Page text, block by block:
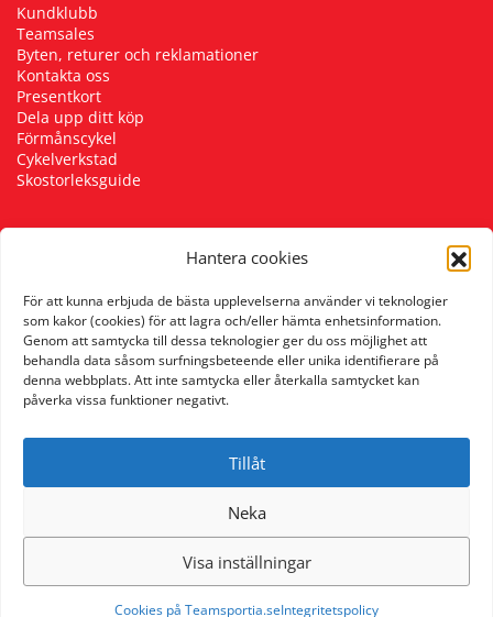
Hantera cookies
För att kunna erbjuda de bästa upplevelserna använder vi teknologier
som kakor (cookies) för att lagra och/eller hämta enhetsinformation.
Genom att samtycka till dessa teknologier ger du oss möjlighet att
behandla data såsom surfningsbeteende eller unika identifierare på
denna webbplats. Att inte samtycka eller återkalla samtycket kan
påverka vissa funktioner negativt.
Tillåt
Neka
Visa inställningar
Cookies på Teamsportia.seIntegritetspolicy
Kundklubb
Teamsales
Byten, returer och reklamationer
Kontakta oss
Presentkort
Dela upp ditt köp
Förmånscykel
Cykelverkstad
Skostorleksguide